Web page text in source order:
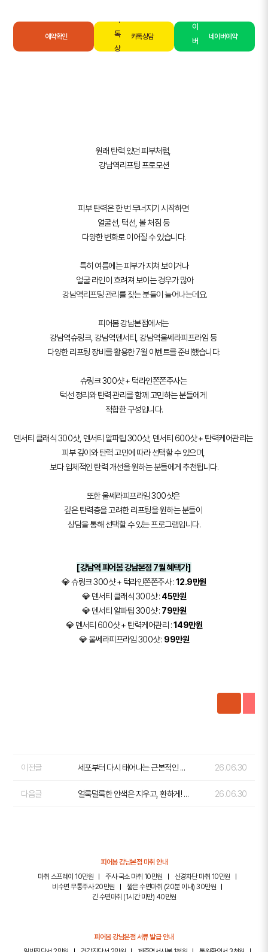
예약확인 카톡상담 네이버예약
원래 탄력 있던 피부처럼,
강남역리프팅 프로모션
피부 탄력은 한 번 무너지기 시작하면
얼굴선, 턱선, 볼 처짐 등
다양한 변화로 이어질 수 있습니다.
특히 여름에는 피부가 지쳐 보이거나
얼굴 라인이 흐려져 보이는 경우가 많아
강남역리프팅 관리를 찾는 분들이 늘어나는데요.
피어봄 강남본점에서는
강남역슈링크, 강남역덴서티, 강남역울쎄라피프라임 등
다양한 리프팅 장비를 활용한 7월 이벤트를 준비했습니다.
슈링크 300샷 + 턱라인쫀쫀주사는
턱선 정리와 탄력 관리를 함께 고민하는 분들에게
적합한 구성입니다.
덴서티 클래식 300샷, 덴서티 알파팁 300샷, 덴서티 600샷 + 탄력케어관리는
피부 깊이와 탄력 고민에 따라 선택할 수 있으며,
보다 입체적인 탄력 개선을 원하는 분들에게 추천됩니다.
또한 울쎄라피프라임 300샷은
깊은 탄력층을 고려한 리프팅을 원하는 분들이
상담을 통해 선택할 수 있는 프로그램입니다.
[강남역 피어봄 강남본점 7월 혜택가]
💎 슈링크 300샷 + 턱라인쫀쫀주사 :12.9만원
💎 덴서티 클래식 300샷 : 45만원
💎 덴서티 알파팁 300샷 : 79만원
💎 덴서티 600샷 + 탄력케어관리 :149만원
💎 울쎄라피프라임 300샷 : 99만원
이전글 세포부터 다시 태어나는 근본적인 변화, 피어셀 줄기세포 주사 26.06.30
다음글 얼룩덜룩한 안색은 지우고, 환하게! 잡티관리 26.06.30
피어봄 강남본점 마취 안내
마취 스프레이 10만원
주사 국소 마취 10만원
신경차단 마취 10만원
비수면 무통주사 20만원
짧은 수면마취 (20분 이내) 30만원
긴 수면마취 (1시간 미만) 40만원
피어봄 강남본점 서류 발급 안내